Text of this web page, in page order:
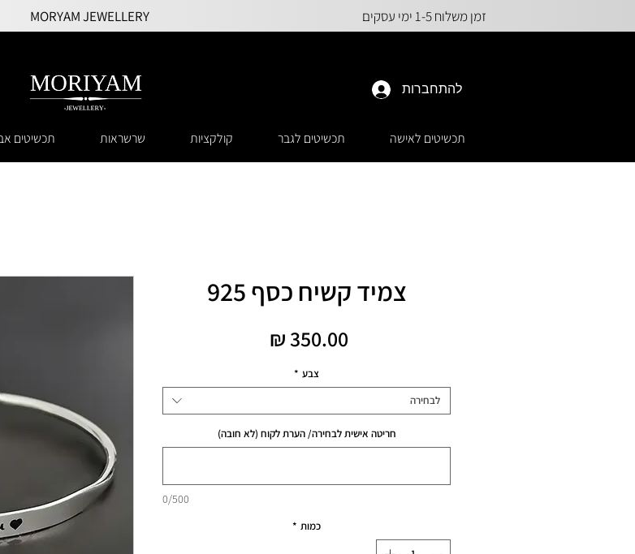
MORYAM JEWELLERY זמן משלוח 1-5 ימי עסקים
להתחברות
תכשיטים לאישה תכשיטים לגבר קולקציות שרשראות תכשיטים
צמיד קשיח כסף 925
צבע *
לבחירה
חריטה אישית לבחירה/ הערת לקוח (לא חובה)
0/500
כמות *